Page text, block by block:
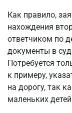
Как правило,
нахождения
ответчиком по
документы в
Потребуется
к примеру,
на дорогу, так
маленьких